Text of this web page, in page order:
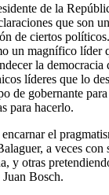
de la
que son
de ciertos
un magnífico líder
la
líderes que lo
de gobernante
para hacerlo.
el
a veces con
y otras
Bosch.